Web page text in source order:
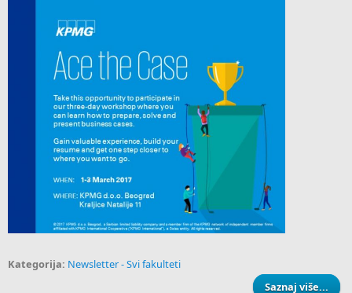
Kategorija: Newsletter - Svi fakulteti
Saznaj više...